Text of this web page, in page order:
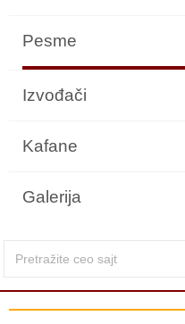
Pesme
Izvođači
Kafane
Galerija